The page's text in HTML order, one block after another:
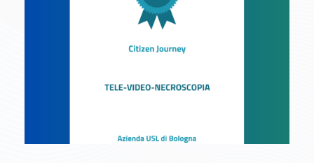
Progetto presentato da AUSL BOLOGNA
(Dott. Roberto Di Silvestre, Dott.ssa Sara